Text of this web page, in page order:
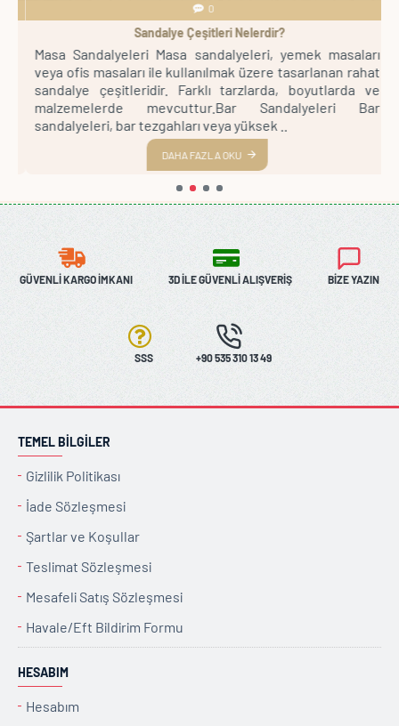
0
Sandalye Çeşitleri Nelerdir?
Masa Sandalyeleri Masa sandalyeleri, yemek masaları
veya ofis masaları ile kullanılmak üzere tasarlanan rahat
sandalye çeşitleridir. Farklı tarzlarda, boyutlarda ve
malzemelerde mevcuttur.Bar Sandalyeleri Bar
sandalyeleri, bar tezgahları veya yüksek ..
DAHA FAZLA OKU
GÜVENLI KARGO İMKANI 3D İLE GÜVENLI ALIŞVERIŞ BIZE YAZIN
SSS +90 535 310 13 49
TEMEL BILGILER
Gizlilik Politikası
İade Sözleşmesi
Şartlar ve Koşullar
Teslimat Sözleşmesi
Mesafeli Satış Sözleşmesi
Havale/Eft Bildirim Formu
HESABIM
Hesabım